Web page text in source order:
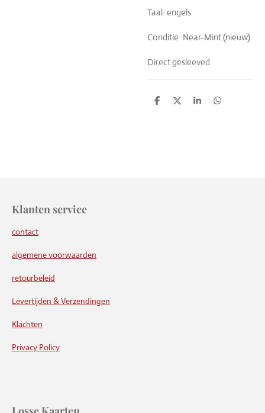
Taal: engels
Conditie: Near-Mint (nieuw)
Direct gesleeved
D
D
S
D
Klanten service
contact
algemene voorwaarden
retourbeleid
Levertijden & Verzendingen
Klachten
Privacy Policy